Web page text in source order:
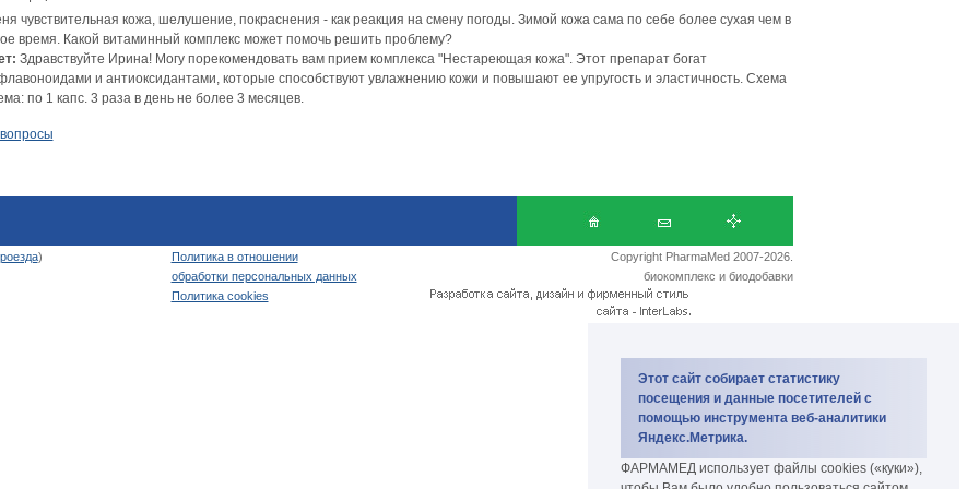
Этот сайт собирает статистику
посещения и данные посетителей с
помощью инструмента веб-аналитики
Яндекс.Метрика.
ФАРМАМЕД использует файлы cookies («куки»),
чувствительная кожа, шелушение, покраснения - как реакция на смену погоды. Зимой кожа сама по себе более сухая чем в
время. Какой витаминный комплекс может помочь решить проблему?
Здравствуйте Ирина! Могу порекомендовать вам прием комплекса "Нестареющая кожа". Этот препарат богат
и антиоксидантами, которые способствуют увлажнению кожи и повышают ее упругость и эластичность. Схема
по 1 капс. 3 раза в день не более 3 месяцев.
)
Политика в отношении
обработки персональных данных
Политика cookies
Copyright PharmaMed 2007-2026.
биокомплекс и биодобавки